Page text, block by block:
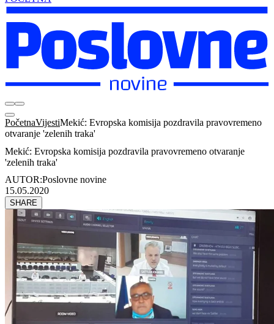
PočetnaVijestiMekić: Evropska komisija pozdravila pravovremeno
otvaranje 'zelenih traka'
Mekić: Evropska komisija pozdravila pravovremeno otvaranje
'zelenih traka'
AUTOR:Poslovne novine
15.05.2020
SHARE